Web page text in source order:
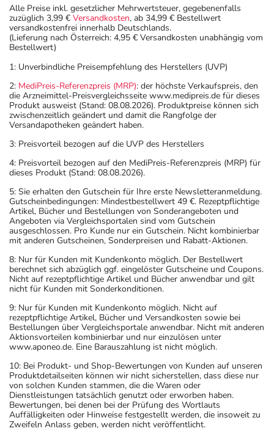
oder Vorsichtsmaßnahmen.
Eine vom Arzt verordnete Dosierung kann von den
Angaben der Packungsbeilage abweichen. Da der Arzt sie
individuell abstimmt, sollten Sie das Arzneimittel daher
Aufbewahrung
Wichtige Hinweise
Was sollten Sie beachten?
- Vorsicht: Vermeiden Sie die Einnahme von Alkohol.
- Bei Frauen im gebärfähigen Alter sind während und
unter Umständen auch eine Zeit lang nach der Therapie
wirksame Verhütungsmethoden erforderlich. Sprechen
Sie hierzu Ihren Arzt oder Apotheker an.
- Während der Behandlung sind geeignete
- Vorsicht bei Allergie gegen Statine wie Atorvastatin!
- Vorsicht bei Allergie gegen Calciumcarbonat!
- Vorsicht bei Allergie gegen Bindemittel (z.B.
Carboxymethylcellulose mit der E-Nummer E 466)!
- Vorsicht bei Allergie gegen Polyethylenglykol(PEG)-
haltige Stoffe!
- Vorsicht bei Allergie gegen Natriumlaurylsulfat und
ähnliche Stoffe!
- Vorsicht bei Allergie gegen Propylenglykol und ähnliche
Stoffe!
- Vorsicht bei einer Unverträglichkeit gegenüber Lactose.
Wenn Sie eine Diabetes-Diät einhalten müssen, sollten
Alle Preise inkl. gesetzlicher Mehrwertsteuer, gegebenenfalls
zuzüglich 3,99 € Versandkosten, ab 34,99 € Bestellwert
versandkostenfrei innerhalb Deutschlands.
(Lieferung nach Österreich: 4,95 € Versandkosten unabhängig vom
Bestellwert)
1: Unverbindliche Preisempfehlung des Herstellers (UVP)
2: MediPreis-Referenzpreis (MRP): der höchste Verkaufspreis, den
die Arzneimittel-Preisvergleichsseite www.medipreis.de für dieses
Produkt ausweist (Stand: 08.08.2026). Produktpreise können sich
zwischenzeitlich geändert und damit die Rangfolge der
Versandapotheken geändert haben.
3: Preisvorteil bezogen auf die UVP des Herstellers
4: Preisvorteil bezogen auf den MediPreis-Referenzpreis (MRP) für
dieses Produkt (Stand: 08.08.2026).
5: Sie erhalten den Gutschein für Ihre erste Newsletteranmeldung.
Gutscheinbedingungen: Mindestbestellwert 49 €. Rezeptpflichtige
Artikel, Bücher und Bestellungen von Sonderangeboten und
Angeboten via Vergleichsportalen sind vom Gutschein
ausgeschlossen. Pro Kunde nur ein Gutschein. Nicht kombinierbar
mit anderen Gutscheinen, Sonderpreisen und Rabatt-Aktionen.
8: Nur für Kunden mit Kundenkonto möglich. Der Bestellwert
berechnet sich abzüglich ggf. eingelöster Gutscheine und Coupons.
Nicht auf rezeptpflichtige Artikel und Bücher anwendbar und gilt
nicht für Kunden mit Sonderkonditionen.
9: Nur für Kunden mit Kundenkonto möglich. Nicht auf
rezeptpflichtige Artikel, Bücher und Versandkosten sowie bei
Bestellungen über Vergleichsportale anwendbar. Nicht mit anderen
Aktionsvorteilen kombinierbar und nur einzulösen unter
www.aponeo.de. Eine Barauszahlung ist nicht möglich.
10: Bei Produkt- und Shop-Bewertungen von Kunden auf unseren
Produktdetailseiten können wir nicht sicherstellen, dass diese nur
von solchen Kunden stammen, die die Waren oder
Dienstleistungen tatsächlich genutzt oder erworben haben.
Bewertungen, bei denen bei der Prüfung des Wortlauts
Auffälligkeiten oder Hinweise festgestellt werden, die insoweit zu
Zweifeln Anlass geben, werden nicht veröffentlicht.